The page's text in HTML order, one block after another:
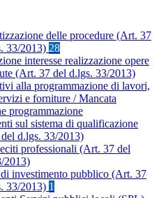
delle procedure (Art. 37
33/2013) 28
interesse realizzazione opere
(Art. 37 del d.lgs. 33/2013)
alla programmazione di lavori,
e forniture / Mancata
programmazione
sul sistema di qualificazione
d.lgs. 33/2013)
professionali (Art. 37 del
2013)
investimento pubblico (Art. 37
33/2013) 1